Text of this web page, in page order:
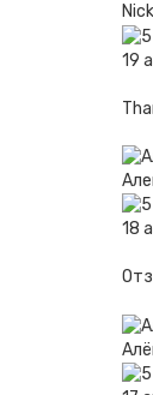
Nick
19
18